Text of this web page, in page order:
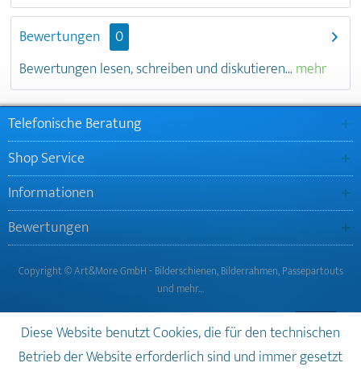
Bewertungen
0
Bewertungen lesen, schreiben und diskutieren... mehr
Telefonische Beratung
Shop Service
Informationen
Bewertungen
Copyright © Art&More GmbH - Bilderschienen, Bilderrahmen, Passepartouts
und mehr…
Diese Website benutzt Cookies, die für den technischen
Betrieb der Website erforderlich sind und immer gesetzt